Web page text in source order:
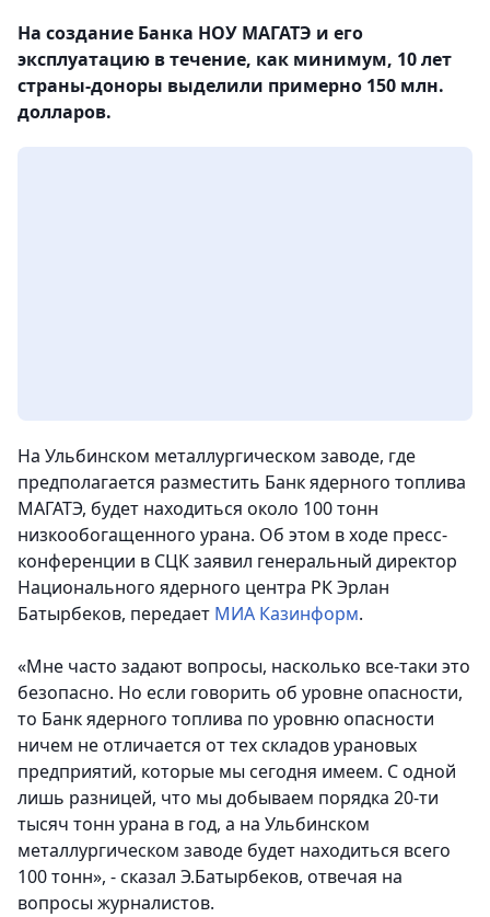
На создание Банка НОУ МАГАТЭ и его
эксплуатацию в течение, как минимум, 10 лет
страны-доноры выделили примерно 150 млн.
долларов.
На Ульбинском металлургическом заводе, где
предполагается разместить Банк ядерного топлива
МАГАТЭ, будет находиться около 100 тонн
низкообогащенного урана. Об этом в ходе пресс-
конференции в СЦК заявил генеральный директор
Национального ядерного центра РК Эрлан
Батырбеков, передает МИА Казинформ.
«Мне часто задают вопросы, насколько все-таки это
безопасно. Но если говорить об уровне опасности,
то Банк ядерного топлива по уровню опасности
ничем не отличается от тех складов урановых
предприятий, которые мы сегодня имеем. С одной
лишь разницей, что мы добываем порядка 20-ти
тысяч тонн урана в год, а на Ульбинском
металлургическом заводе будет находиться всего
100 тонн», - сказал Э.Батырбеков, отвечая на
вопросы журналистов.